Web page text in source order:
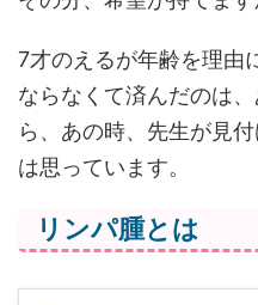
7才のえるが年齢を理由
ならなくて済んだのは
ら、あの時、先生が見
は思っています。
リンパ腫とは